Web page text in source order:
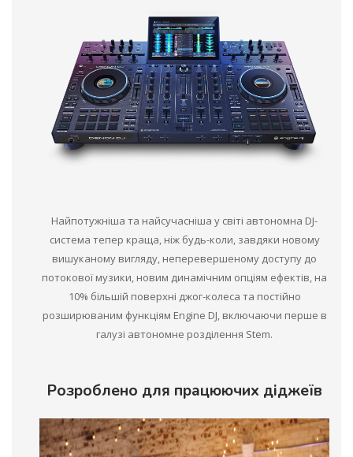
Найпотужніша та найсучасніша у світі автономна DJ-
система тепер краща, ніж будь-коли, завдяки новому
вишуканому вигляду, неперевершеному доступу до
потокової музики, новим динамічним опціям ефектів, на
10% більшій поверхні джог-колеса та постійно
розширюваним функціям Engine DJ, включаючи перше в
галузі автономне розділення Stem.
Розроблено для працюючих діджеїв